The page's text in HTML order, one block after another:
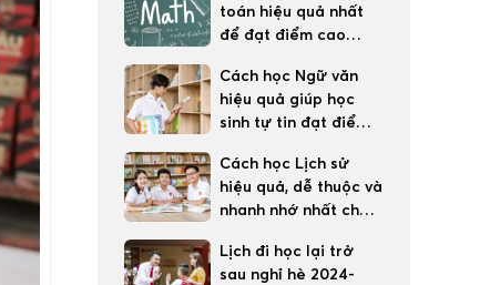
toán hiệu quả nhất
để đạt điểm cao
Cách học Ngữ văn
hiệu quả giúp học
sinh tự tin đạt điểm
Cách học Lịch sử
hiệu quả, dễ thuộc và
nhanh nhớ nhất cho
Lịch đi học lại trở
sau nghỉ hè 2024-